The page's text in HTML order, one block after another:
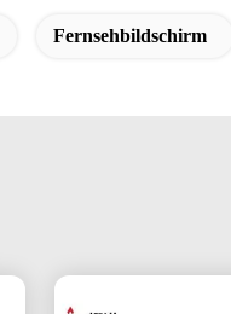
Fernsehbildschirm